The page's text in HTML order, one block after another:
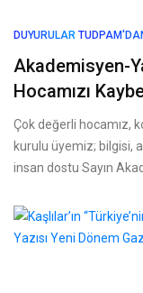
DUYURULAR
Akademisyen-
Hocamızı
Çok değerli hocamız,
kurulu üyemiz; bilgisi,
insan dostu Sayın